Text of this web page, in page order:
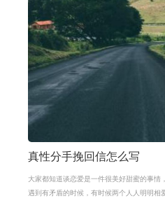
真性分手挽回信怎么写
大家都知道谈恋爱是一件很美好甜蜜的事情
遇到有矛盾的时候，有时候两个人人明明相